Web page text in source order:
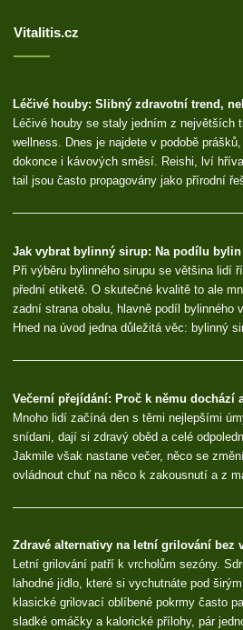
Vitalitis.cz
Léčivé houby: Slibný zdravotní trend,
Léčivé houby se staly jedním z největších
wellness. Dnes je najdete v podobě
dokonce i kávových směsí. Reishi, lví
tail jsou často propagovány jako přírodní
Jak vybrat bylinný sirup: Na podílu
Při výběru bylinného sirupu se většina lidí
přední etiketě. O skutečné kvalitě to ale
zadní strana obalu, hlavně podíl bylinného
Hned na úvod jedna důležitá věc: bylinný
Večerní přejídání: Proč k němu dochází
Mnoho lidí začíná den s těmi nejlepšími
snídani, dají si zdravý oběd a celé
Jakmile však nastane večer, něco se
ovládnout chuť na něco k zakousnutí a z
Zdravé alternativy na letní grilování bez
Letní grilování patří k vrcholům sezóny.
lahodné jídlo, které si vychutnáte pod
klasické grilovací oblíbené pokrmy často
sladké omáčky a kalorické přílohy, pár